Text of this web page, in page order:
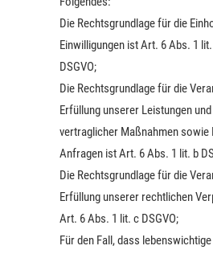
Die Rechtsgrundlage für die
Einwilligungen ist Art. 6 Abs. 1
DSGVO;
Die Rechtsgrundlage für die
Erfüllung unserer Leistungen
vertraglicher Maßnahmen sowie
Anfragen ist Art. 6 Abs. 1 lit. b
Die Rechtsgrundlage für die
Erfüllung unserer rechtlichen
Art. 6 Abs. 1 lit. c DSGVO;
Für den Fall, dass